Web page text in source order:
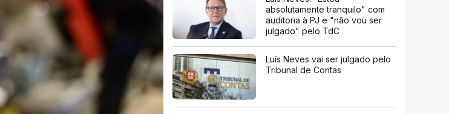
absolutamente tranquilo" com
auditoria à PJ e "não vou ser
julgado" pelo TdC
Luís Neves vai ser julgado pelo
Tribunal de Contas